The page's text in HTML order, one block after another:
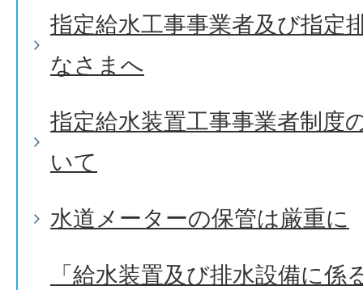
指定給水工事事業者及び指定
なさまへ
指定給水装置工事事業者制度
いて
水道メーターの保管は厳重に
「給水装置及び排水設備に係